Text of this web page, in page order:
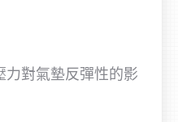
力對氣墊反彈性的影